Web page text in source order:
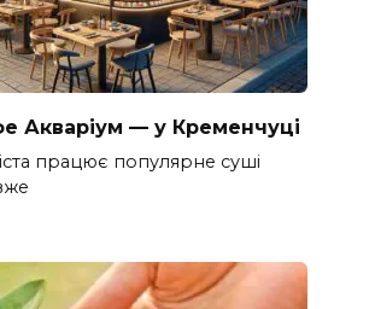
Акваріум — у Кременчуці
працює популярне суші